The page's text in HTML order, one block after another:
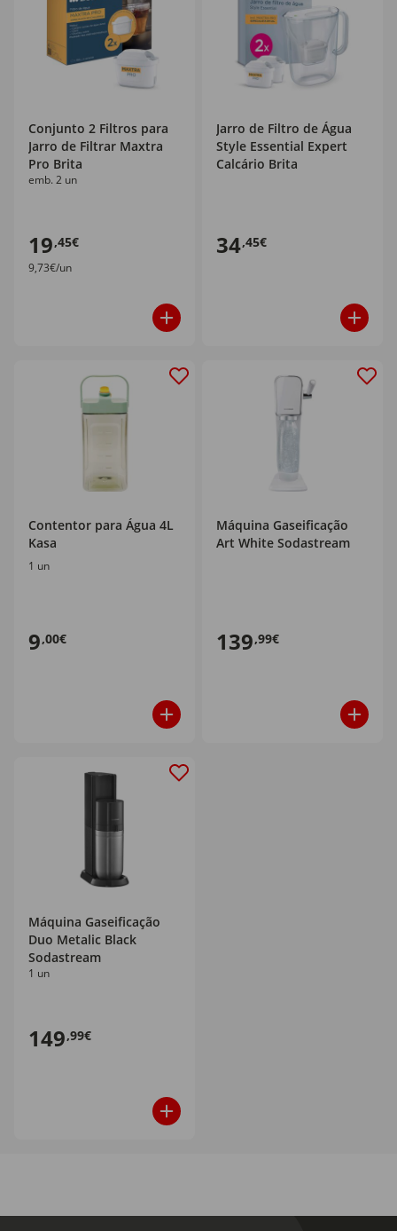
Conjunto 2 Filtros para
Jarro de Filtrar Maxtra
Pro Brita
emb. 2 un
19,45€
9,73€/un
Jarro de Filtro de Água
Style Essential Expert
Calcário Brita
34,45€
Contentor para Água 4L
Kasa
1 un
9,00€
Máquina Gaseificação
Art White Sodastream
139,99€
Máquina Gaseificação
Duo Metalic Black
Sodastream
1 un
149,99€